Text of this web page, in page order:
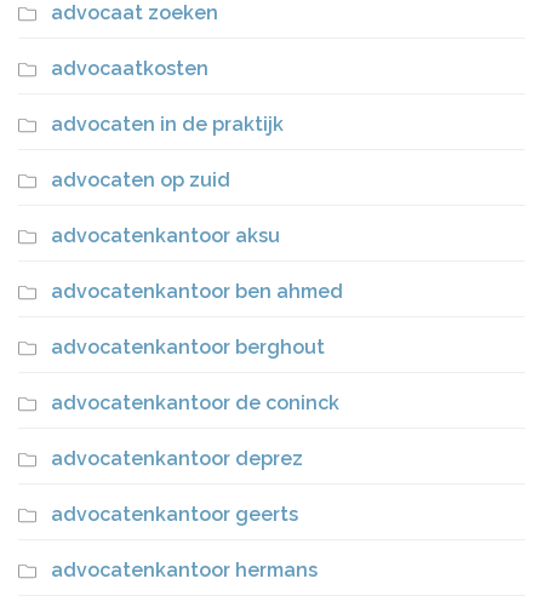
advocaat zoeken
advocaatkosten
advocaten in de praktijk
advocaten op zuid
advocatenkantoor aksu
advocatenkantoor ben ahmed
advocatenkantoor berghout
advocatenkantoor de coninck
advocatenkantoor deprez
advocatenkantoor geerts
advocatenkantoor hermans